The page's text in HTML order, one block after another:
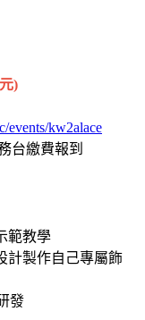
)
events/kw2alace
繳費報到
範教學
計製作自己專屬飾
發